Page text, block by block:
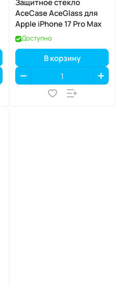
Защитное стекло
AceCase AceGlass для
Apple iPhone 17 Pro Max
Доступно
В корзину